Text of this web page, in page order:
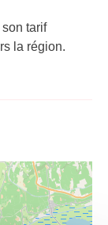
tarif
la région.